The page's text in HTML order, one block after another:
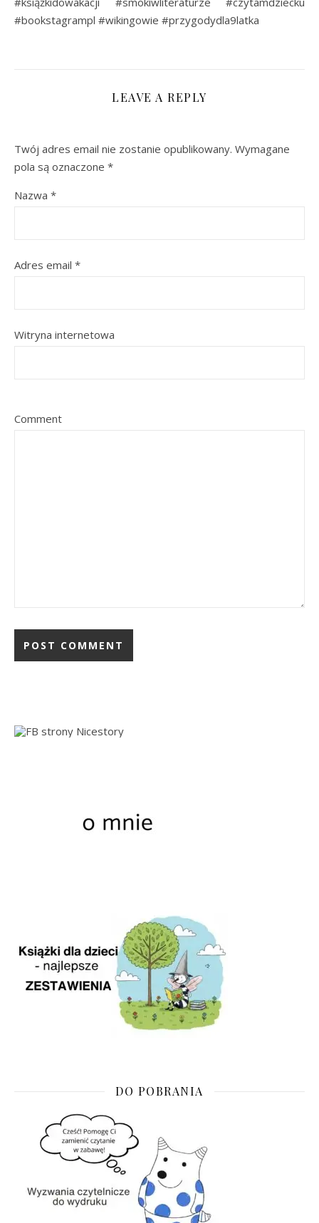
#bookstagrampl #wikingowie #przygodydla9latka
LEAVE A REPLY
Twój adres email nie zostanie opublikowany. Wymagane
pola są oznaczone *
Nazwa *
Adres email *
Witryna internetowa
Comment
DO POBRANIA